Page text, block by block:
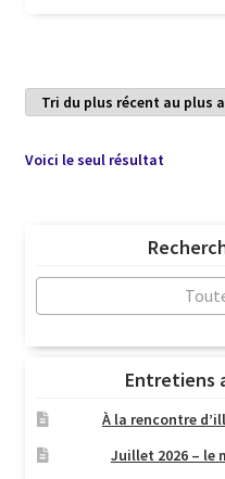
Voici le seul résultat
Entretiens
À la rencontre
Juillet 2026 – le